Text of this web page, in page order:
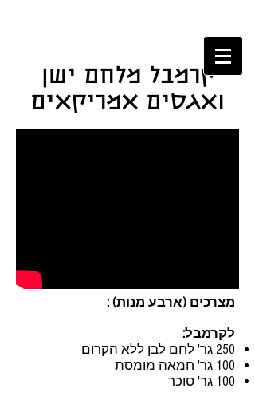
קרמבל מלחם ישן
ואגסים אמריקאים
מצרכים (ארבע מנות) :
לקרמבל:
250 גר' לחם לבן ללא הקרום
100 גר' חמאה מומסת
100 גר' סוכר